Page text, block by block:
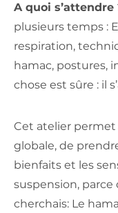
A quoi s’attendre
plusieurs temps :
respiration,
hamac, postures,
chose est sûre : il
Cet atelier permet
globale, de
bienfaits et les
suspension, parce
cherchais: Le